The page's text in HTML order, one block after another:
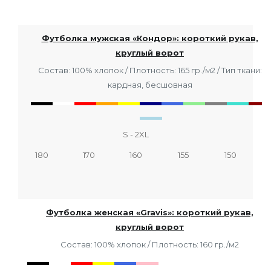
Футболка мужская «Кондор»: короткий рукав,
круглый ворот
Состав: 100% хлопок / Плотность: 165 гр./м2 / Тип ткани:
кардная, бесшовная
S - 2XL
180 170 160 155 150
Футболка женская «Gravis»: короткий рукав,
круглый ворот
Состав: 100% хлопок / Плотность: 160 гр./м2